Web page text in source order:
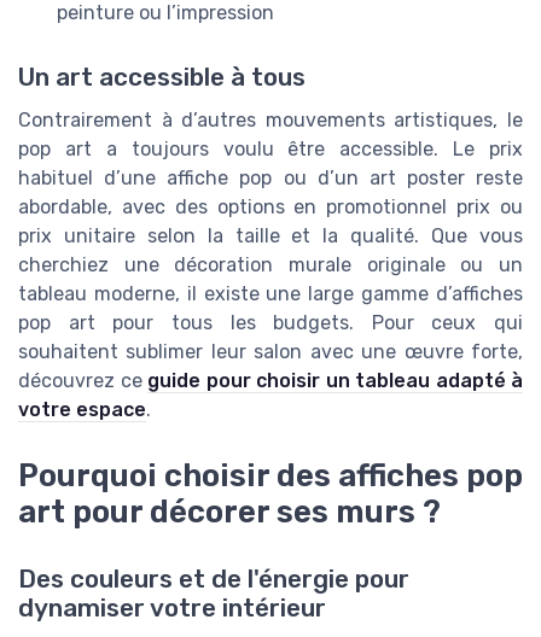
peinture ou l’impression
Un art accessible à tous
Contrairement à d’autres mouvements artistiques, le
pop art a toujours voulu être accessible. Le prix
habituel d’une affiche pop ou d’un art poster reste
abordable, avec des options en promotionnel prix ou
prix unitaire selon la taille et la qualité. Que vous
cherchiez une décoration murale originale ou un
tableau moderne, il existe une large gamme d’affiches
pop art pour tous les budgets. Pour ceux qui
souhaitent sublimer leur salon avec une œuvre forte,
découvrez ce guide pour choisir un tableau adapté à
votre espace.
Pourquoi choisir des affiches pop
art pour décorer ses murs ?
Des couleurs et de l'énergie pour
dynamiser votre intérieur